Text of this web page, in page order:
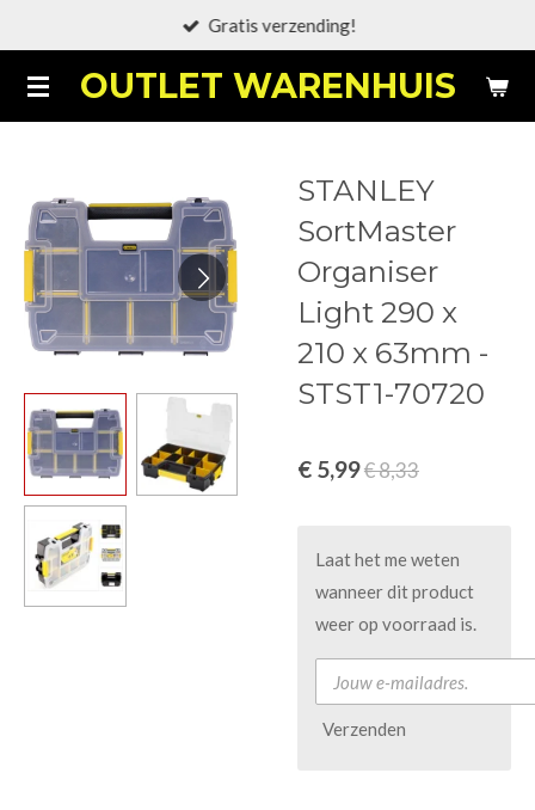
naar
de
OUTLET WARENHUIS
Gratis verzending!
STANLEY
SortMaster
Organiser
Light 290 x
210 x 63mm -
STST1-70720
€ 5,99€ 8,33
Laat het me weten
wanneer dit product
weer op voorraad is.
Verzenden